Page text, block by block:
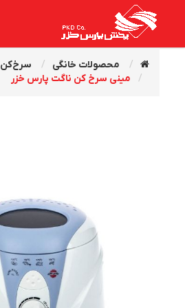
محصولات خانگی
سرخ‌کن
مينی سرخ‌ کن ناگت پارس خزر